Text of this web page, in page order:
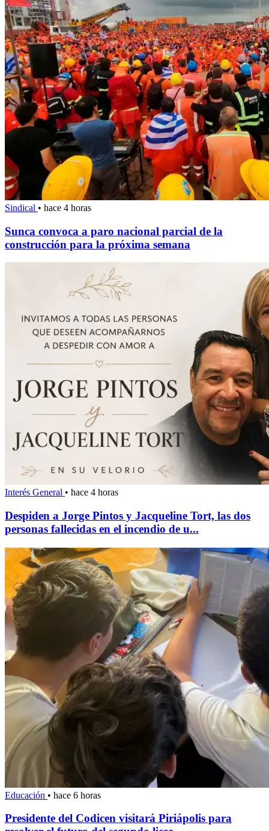
Sindical • hace 4 horas
Sunca convoca a paro nacional parcial de la
construcción para la próxima semana
Interés General • hace 4 horas
Despiden a Jorge Pintos y Jacqueline Tort, las dos
personas fallecidas en el incendio de u...
Educación • hace 6 horas
Presidente del Codicen visitará Piriápolis para